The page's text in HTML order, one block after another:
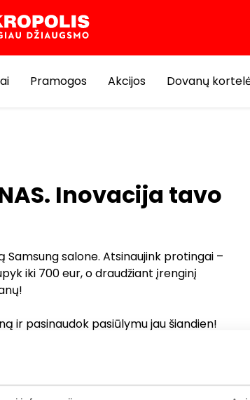
Pramogos Akcijos Dovanų
Inovacija tavo
Samsung salone. Atsinaujink protingai –
iki 700 eur, o draudžiant įrenginį
ir pasinaudok pasiūlymu jau šiandien!
perkant naują Galaxy S26 serijos
€ galima keičiant seną įrenginį į naują